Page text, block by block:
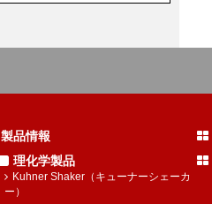
製品情報
理化学製品
Kuhner Shaker（キューナーシェーカ
ー）